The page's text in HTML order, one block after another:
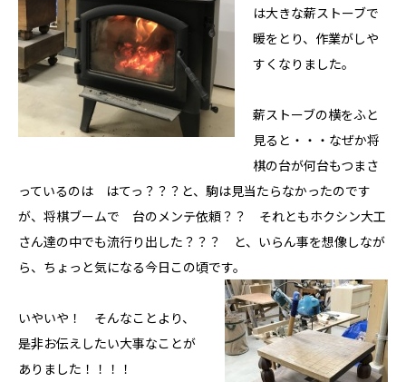
は大きな薪ストーブで
暖をとり、作業がしや
すくなりました。
薪ストーブの横をふと
見ると・・・なぜか将
棋の台が何台もつまさ
っているのは はてっ？？？と、駒は見当たらなかったのです
が、将棋ブームで 台のメンテ依頼？？ それともホクシン大工
さん達の中でも流行り出した？？？ と、いらん事を想像しなが
ら、ちょっと気になる今日この頃です。
いやいや！ そんなことより、
是非お伝えしたい大事なことが
ありました！！！！